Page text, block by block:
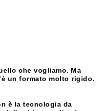
che vogliamo. Ma
un formato molto rigido.
è la tecnologia da